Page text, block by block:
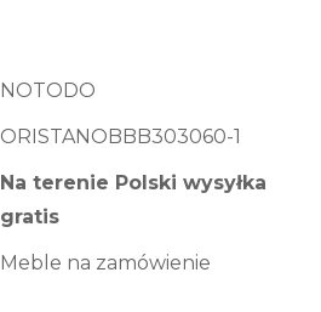
NOTODO
ORISTANOBBB303060-1
Na terenie Polski wysyłka
gratis
Meble na zamówienie